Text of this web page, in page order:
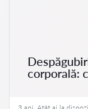
corporală: